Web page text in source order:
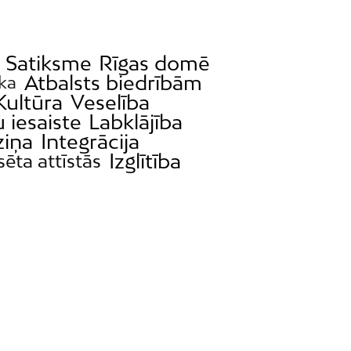
Satiksme Rīgas domē
Atbalsts biedrībām
Veselība
iesaiste Labklājība
Integrācija
attīstās Izglītība